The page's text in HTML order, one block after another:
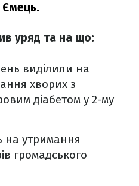
Ємець.
уряд та на що:
виділили на
хворих з
діабетом у 2-му
на утримання
громадського